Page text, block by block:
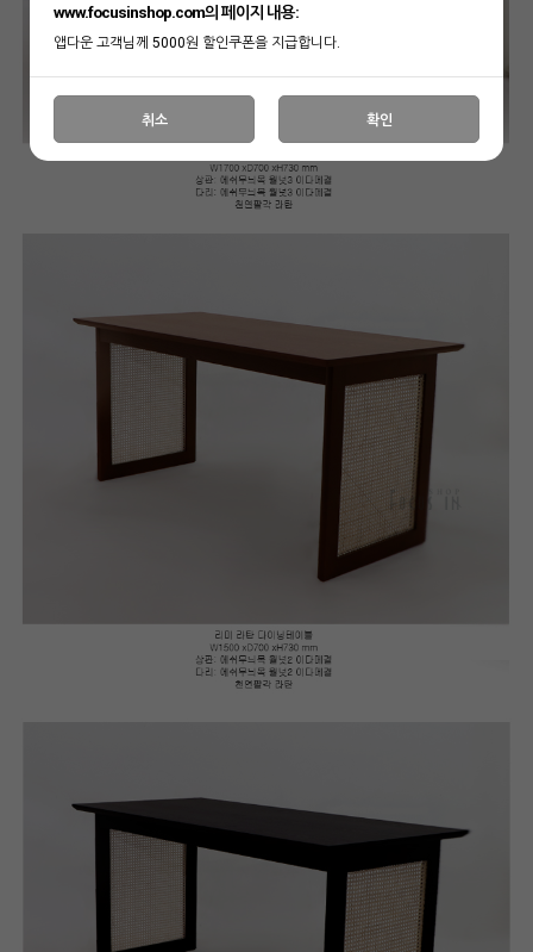
www.focusinshop.com의 페이지 내용:
앱다운 고객님께 5000원 할인쿠폰을 지급합니다.
취소 확인